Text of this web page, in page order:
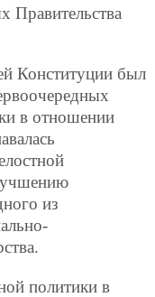
Правительства
Конституции был
в отношении
из
политики в